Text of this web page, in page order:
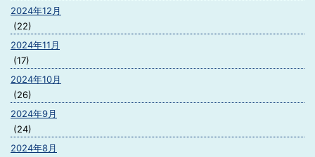
2024年12月
(22)
2024年11月
(17)
2024年10月
(26)
2024年9月
(24)
2024年8月